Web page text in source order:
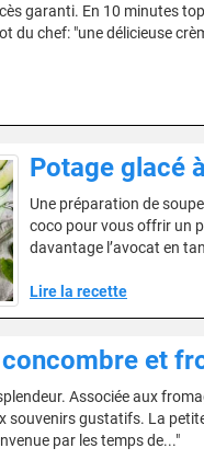
garanti. En 10 minutes
du chef: "une délicieuse
Potage glacé
Une préparation de
coco pour vous offrir un
davantage l’avocat en
Lire la recette
et
Associée aux
souvenirs gustatifs. La
par les temps de..."